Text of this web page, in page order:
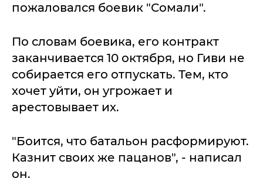
пожаловался боевик "Сомали".
По словам боевика, его контракт
заканчивается 10 октября, но Гиви не
собирается его отпускать. Тем, кто
хочет уйти, он угрожает и
арестовывает их.
"Боится, что батальон расформируют.
Казнит своих же пацанов", - написал
он.